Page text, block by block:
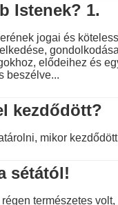
Istenek? 1.
jogai és
elődeihez és
beszélve...
kezdődött?
mikor
sétától!
természetes volt,